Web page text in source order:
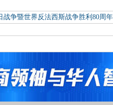
战争暨世界反法西斯战争胜利80周